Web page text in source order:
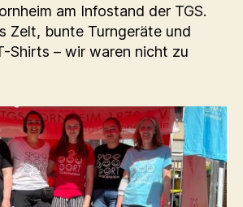
am Infostand der TGS.
Zelt, bunte Turngeräte und
Shirts – wir waren nicht zu